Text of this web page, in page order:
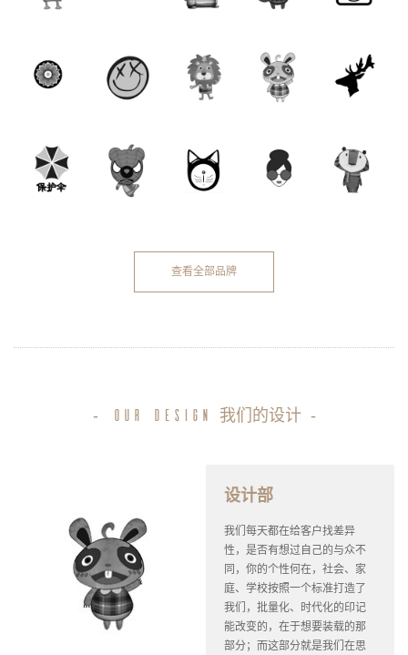
查看全部品牌
- our design 我们的设计 -
设计部
我们每天都在给客户找差异
性，是否有想过自己的与众不
同，你的个性何在，社会、家
庭、学校按照一个标准打造了
我们，批量化、时代化的印记
能改变的，在于想要装载的那
部分；而这部分就是我们在思